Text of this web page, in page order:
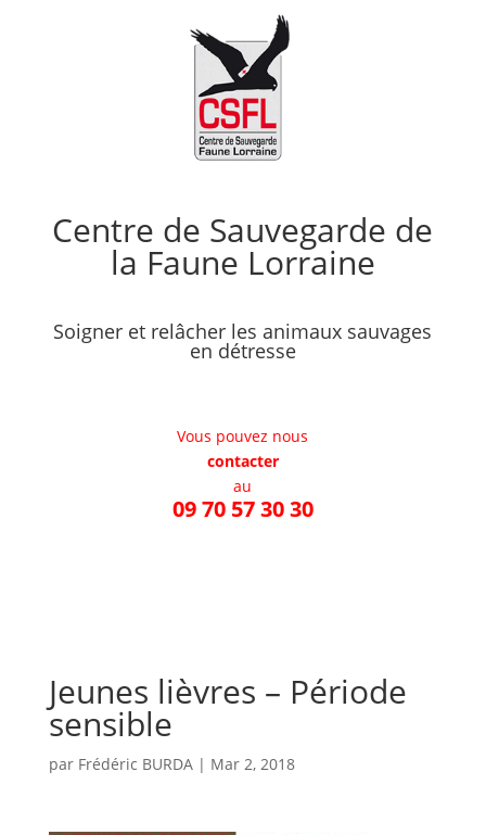
Centre de Sauvegarde de
la Faune Lorraine
Soigner et relâcher les animaux sauvages
en détresse
Vous pouvez nous
contacter
au
09 70 57 30 30
Jeunes lièvres – Période
sensible
par Frédéric BURDA| Mar 2, 2018